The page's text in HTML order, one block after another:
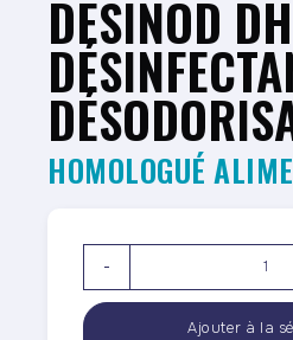
DESINOD
HOMOLOGUÉ
-